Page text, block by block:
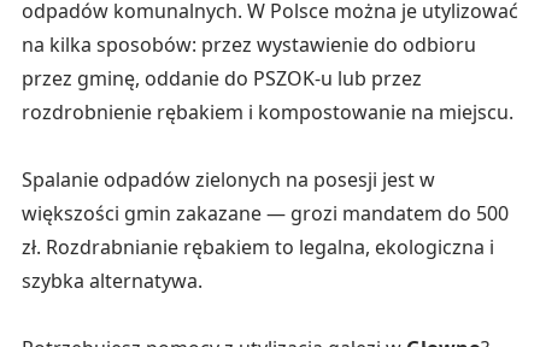
odpadów komunalnych. W Polsce można je utylizować
na kilka sposobów: przez wystawienie do odbioru
przez gminę, oddanie do PSZOK-u lub przez
rozdrobnienie rębakiem i kompostowanie na miejscu.
Spalanie odpadów zielonych na posesji jest w
większości gmin zakazane — grozi mandatem do 500
zł. Rozdrabnianie rębakiem to legalna, ekologiczna i
szybka alternatywa.